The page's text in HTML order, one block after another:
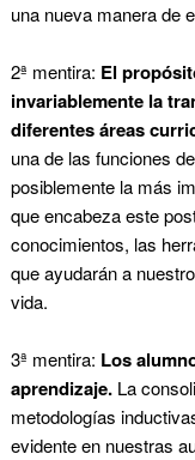
una nueva manera de
2ª mentira: El
invariablemente la
diferentes áreas
una de las funciones
posiblemente la más
que encabeza este
conocimientos, las
que ayudarán a
vida.
3ª mentira: Los
aprendizaje.La
metodologías
evidente en nuestras